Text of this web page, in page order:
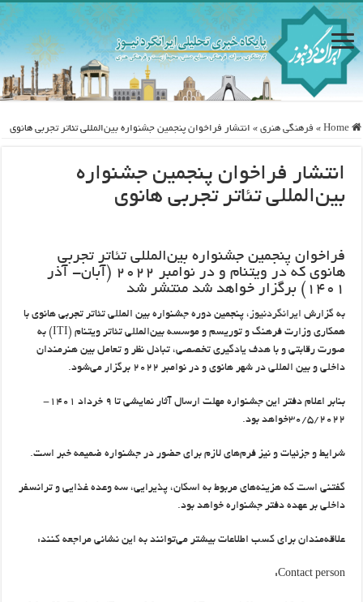
Home
» فرهنگی هنری » انتشار فراخوان پنجمین جشنواره بین‌المللی تئاتر تجربی هانوی
انتشار فراخوان پنجمین جشنواره
بین‌المللی تئاتر تجربی هانوی
فراخوان پنجمین جشنواره بین‌المللی تئاتر تجربی
هانوی که در ویتنام و در نوامبر ۲۰۲۲ (آبان- آذر
۱۴۰۱) برگزار خواهد شد منتشر شد
به گزارش ایرانگردنیوز، پنجمین دوره جشنواره بین المللی تئاتر تجربی هانوی با
همکاری وزارت فرهنگ و توریسم و موسسه بین‌المللی تئاتر ویتنام (ITI) به
صورت رقابتی و با هدف یادگیری تخصصی، تبادل نظر و تعامل بین هنرمندان
داخلی و بین المللی در شهر هانوی و در نوامبر ۲۰۲۲ برگزار می‌شود.
بنابر اعلام دفتر این جشنواره مهلت ارسال آثار نمایشی تا ۹ خرداد ۱۴۰۱-
۳۰/۵/۲۰۲۲خواهد بود.
شرایط و جزئیات و نیز فرم‌های لازم برای حضور در جشنواره ضمیمه خبر است.
گفتنی است که هزینه‌های مربوط به اسکان، پذیرایی، سه وعده غذایی و ترانسفر
داخلی بر عهده دفتر جشنواره خواهد بود.
علاقه‌مندان برای کسب اطلاعات بیشتر می‌توانند به این نشانی مراجعه کنند:
Contact person: